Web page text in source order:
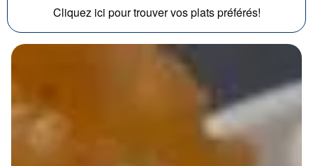
Cliquez ici pour trouver vos plats préférés!